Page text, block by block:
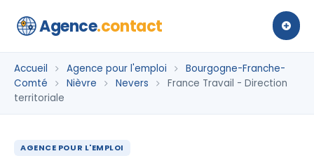
Agence.contact
Accueil Agence pour l'emploi
Bourgogne-Franche-
Comté
Nièvre Nevers
France Travail - Direction
territoriale
AGENCE POUR L'EMPLOI